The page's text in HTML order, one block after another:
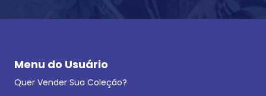
Menu do Usuário
Quer Vender Sua Coleção?